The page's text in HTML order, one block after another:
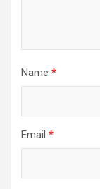
Name *
Email *